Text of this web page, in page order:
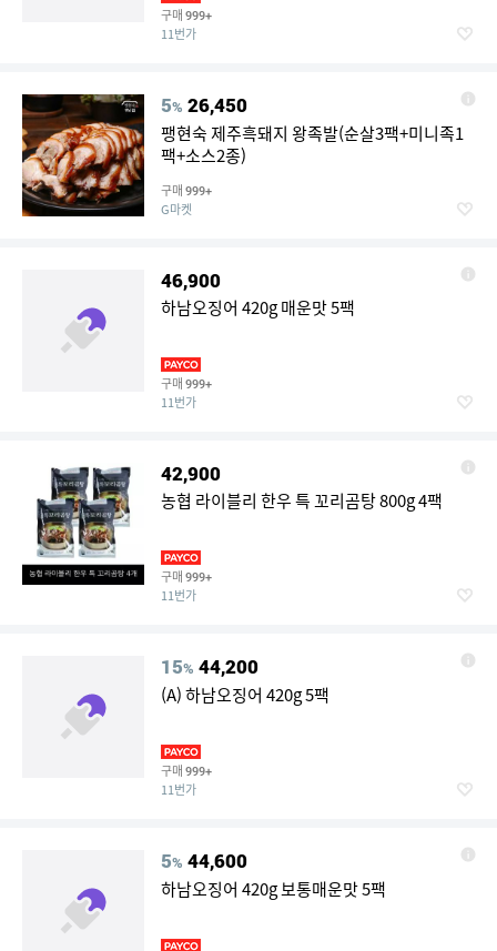
구매 999+
11번가
5% 26,450
팽현숙 제주흑돼지 왕족발(순살3팩+미니족1
팩+소스2종)
구매 999+
G마켓
46,900
하남오징어 420g 매운맛 5팩
구매 999+
11번가
42,900
농협 라이블리 한우 특 꼬리곰탕 800g 4팩
구매 999+
11번가
15% 44,200
(A) 하남오징어 420g 5팩
구매 999+
11번가
5% 44,600
하남오징어 420g 보통매운맛 5팩